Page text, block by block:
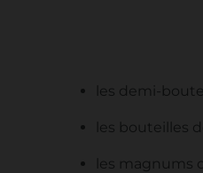
les demi-
les bouteilles
les magnums